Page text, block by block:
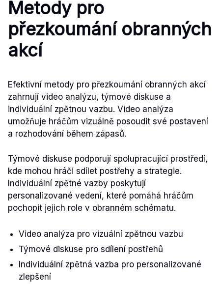
Metody pro
přezkoumání obranných
akcí
Efektivní metody pro přezkoumání obranných akcí
zahrnují video analýzu, týmové diskuse a
individuální zpětnou vazbu. Video analýza
umožňuje hráčům vizuálně posoudit své postavení
a rozhodování během zápasů.
Týmové diskuse podporují spolupracující prostředí,
kde mohou hráči sdílet postřehy a strategie.
Individuální zpětné vazby poskytují
personalizované vedení, které pomáhá hráčům
pochopit jejich role v obranném schématu.
Video analýza pro vizuální zpětnou vazbu
Týmové diskuse pro sdílení postřehů
Individuální zpětná vazba pro personalizované
zlepšení